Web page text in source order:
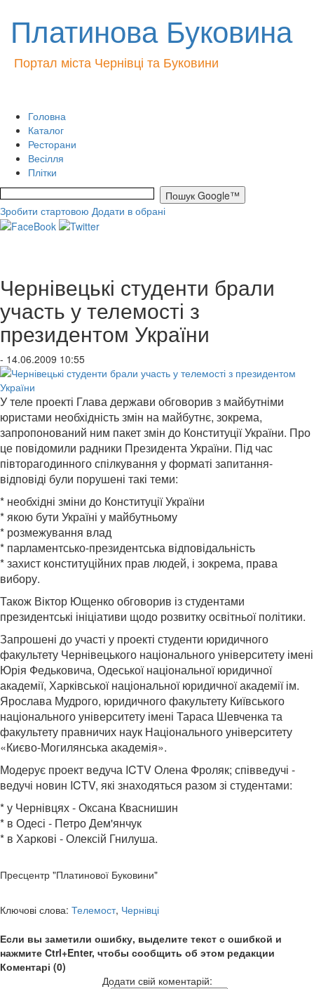
Платинова Буковина
Портал міста Чернівці та Буковини
Головна
Каталог
Ресторани
Весілля
Плітки
Зробити стартовою Додати в обрані
Чернівецькі студенти брали
участь у телемості з
президентом України
- 14.06.2009 10:55
У теле проекті Глава держави обговорив з майбутніми
юристами необхідність змін на майбутнє, зокрема,
запропонований ним пакет змін до Конституції України. Про
це повідомили радники Президента України. Під час
півторагодинного спілкування у форматі запитання-
відповіді були порушені такі теми:
* необхідні зміни до Конституції України
* якою бути Україні у майбутньому
* розмежування влад
* парламентсько-президентська відповідальність
* захист конституційних прав людей, і зокрема, права
вибору.
Також Віктор Ющенко обговорив із студентами
президентські ініціативи щодо розвитку освітньої політики.
Запрошені до участі у проекті студенти юридичного
факультету Чернівецького національного університету імені
Юрія Федьковича, Одеської національної юридичної
академії, Харківської національної юридичної академії ім.
Ярослава Мудрого, юридичного факультету Київського
національного університету імені Тараса Шевченка та
факультету правничих наук Національного університету
«Києво-Могилянська академія».
Модерує проект ведуча ICTV Олена Фроляк; співведучі -
ведучі новин ICTV, які знаходяться разом зі студентами:
* у Чернівцях - Оксана Кваснишин
* в Одесі - Петро Дем'янчук
* в Харкові - Олексій Гнилуша.
Пресцентр "Платинової Буковини"
Ключові слова: Телемост, Чернівці
Если вы заметили ошибку, выделите текст с ошибкой и
нажмите Ctrl+Enter, чтобы сообщить об этом редакции
Коментарі (0)
Додати свій коментарій: